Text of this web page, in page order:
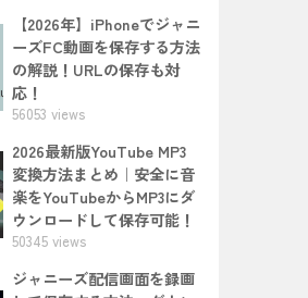
【2026年】iPhoneでジャニ
ーズFC動画を保存する方法
の解説！URLの保存も対
応！
56053 views
2026最新版YouTube MP3
変換方法まとめ｜安全に音
楽をYouTubeからMP3にダ
ウンロードして保存可能！
50345 views
ジャニーズ配信画面を録画